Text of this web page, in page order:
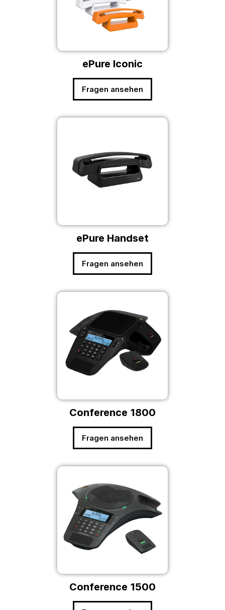
ePure Iconic
Fragen ansehen
ePure Handset
Fragen ansehen
Conference 1800
Fragen ansehen
Conference 1500